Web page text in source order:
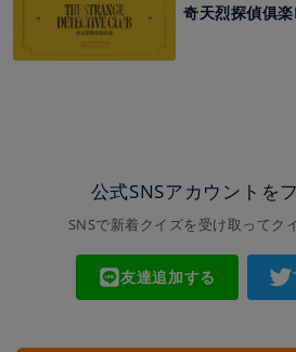
奇天烈探偵俱
公式SNSアカウントを
SNSで新着クイズを受け取ってク
友達追加する